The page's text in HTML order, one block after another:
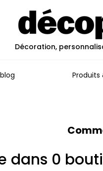
Décoration,
Produits
dans 0